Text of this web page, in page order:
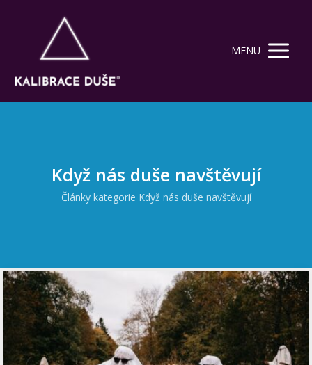
MENU
Když nás duše navštěvují
Články kategorie Když nás duše navštěvují